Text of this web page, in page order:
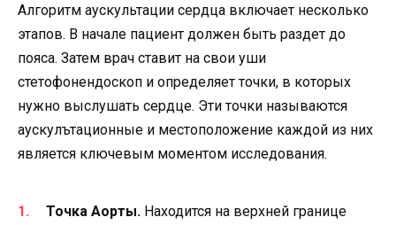
Алгоритм аускультации сердца включает несколько
этапов. В начале пациент должен быть раздет до
пояса. Затем врач ставит на свои уши
стетофонендоскоп и определяет точки, в которых
нужно выслушать сердце. Эти точки называются
аускулътационные и местоположение каждой из них
является ключевым моментом исследования.
Точка Аорты. Находится на верхней границе